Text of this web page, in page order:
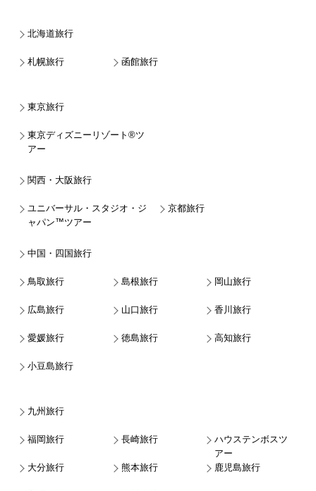
北海道旅行
札幌旅行 函館旅行
東京旅行
東京ディズニーリゾート®ツ
アー
関西・大阪旅行
ユニバーサル・スタジオ・ジ
ャパン™ツアー
京都旅行
中国・四国旅行
鳥取旅行 島根旅行 岡山旅行
広島旅行 山口旅行 香川旅行
愛媛旅行 徳島旅行 高知旅行
小豆島旅行
九州旅行
福岡旅行 長崎旅行
ハウステンボスツ
アー
大分旅行
熊本旅行 鹿児島旅行